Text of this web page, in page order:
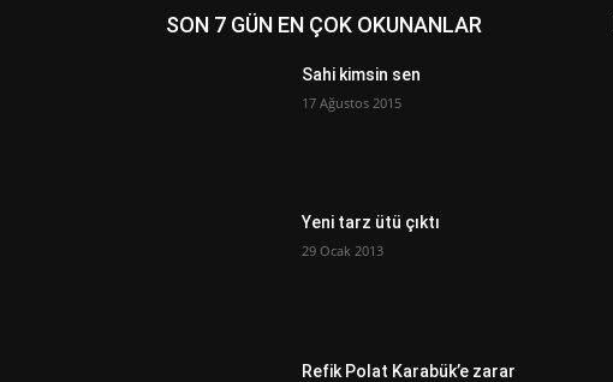
SON 7 GÜN EN ÇOK OKUNANLAR
Sahi kimsin sen
17 Ağustos 2015
Yeni tarz ütü çıktı
29 Ocak 2013
Refik Polat Karabük’e zarar